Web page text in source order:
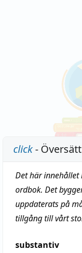
click-
Det här
ordbok. Det
uppdaterats på
tillgång till vårt
substantiv